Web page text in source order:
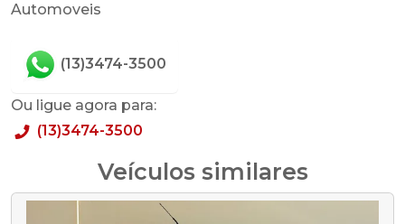
Automoveis
(13)3474-3500
Ou ligue agora para:
(13)3474-3500
Veículos similares